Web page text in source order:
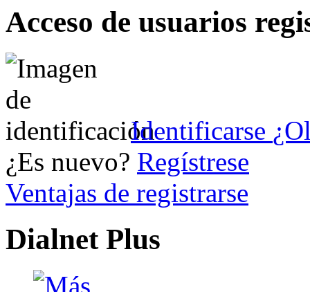
Acceso de usuarios
Identificarse
¿Es nuevo? Regístrese
Ventajas de registrarse
Dialnet Plus